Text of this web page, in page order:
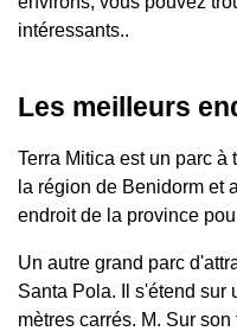
intéressants..
Les meilleurs
Terra Mitica est un parc
la région de Benidorm et
endroit de la province
Un autre grand parc
Santa Pola. Il s'étend sur
mètres carrés. M. Sur